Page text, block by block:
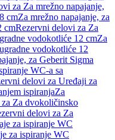
za Za mrežno napajanje,
cmZa mrežno napajanje, za
cmRezervni delovi za Za
vodokotliće 12 cmZa
vodokotliće 12
za Geberit Sigma
WC-a sa
delovi za Uređaji za
ispiranjaZa
Za dvokoličinsko
delovi za Za
za ispiranje WC
za ispiranje WC